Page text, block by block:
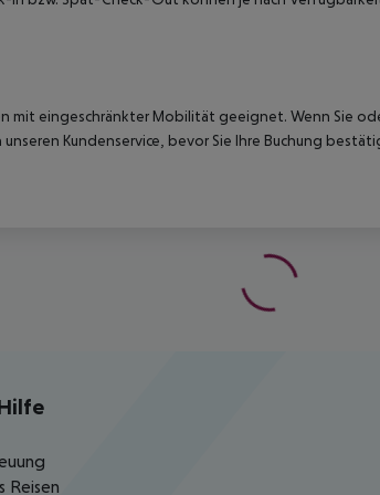
mit eingeschränkter Mobilität geeignet. Wenn Sie
Kundenservice, bevor Sie Ihre Buchung
Reisen